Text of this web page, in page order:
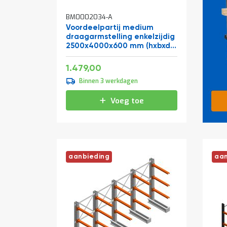
BM0002034-A
Voordeelpartij medium
draagarmstelling enkelzijdig
2500x4000x600 mm (hxbxd)
4 niveaus
Speciale
prijs
1.479,00
Binnen 3 werkdagen
Voeg toe
aanbieding